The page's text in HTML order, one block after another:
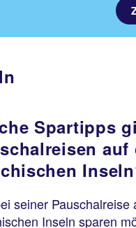
Spartipps
auf
seiner Pauschalreise
Inseln sparen